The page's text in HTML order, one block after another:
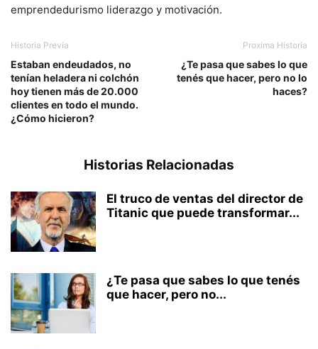
emprendedurismo liderazgo y motivación.
Historia Previa
Estaban endeudados, no
tenían heladera ni colchón
hoy tienen más de 20.000
clientes en todo el mundo.
¿Cómo hicieron?
Proxima Historia
¿Te pasa que sabes lo que
tenés que hacer, pero no lo
haces?
Historias Relacionadas
El truco de ventas del director de
Titanic que puede transformar...
¿Te pasa que sabes lo que tenés
que hacer, pero no...